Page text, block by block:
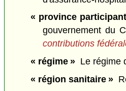
« province
gouvernement du
contributions
« régime »Le régime
« région sanitaire »